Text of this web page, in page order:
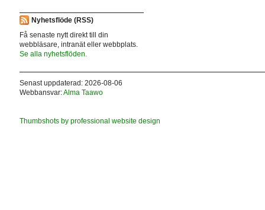
Nyhetsflöde (RSS)
Få senaste nytt direkt till din
webbläsare, intranät eller webbplats.
Se alla nyhetsflöden.
Senast uppdaterad: 2026-08-06
Webbansvar:Alma Taawo
Thumbshots by professional website design